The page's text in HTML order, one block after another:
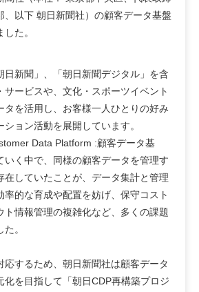
以下 朝日新聞社）の顧客データ基盤
た。
新聞」、「朝日新聞デジタル」を含
サービスや、文化・スポーツイベント
タを活用し、お客様一人ひとりの好み
ョン活動を展開しています。
Data Platform :顧客データ基
いく中で、同様の顧客データを管理す
在していたことが、データ集計と管理
率的な育成や配置を妨げ、保守コスト
ト情報管理の複雑化など、多くの課題
。
するため、朝日新聞社は顧客データ
化を目指して「朝日CDP再構築プロジ